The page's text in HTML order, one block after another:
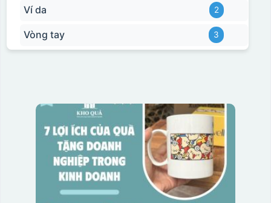
Bước 3: Xếp sản phẩm sau khi dán vào lò nung và
size="full" ids="29792,29791,29790"]
Ví da 2
Vòng tay 3